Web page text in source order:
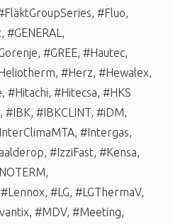
, #Fluo,
, #GENERAL ,
, #GREE, #Hautec,
, #Herz, #Hewalex,
, #Hitachi, #Hitecsa, #HKS
, #IBK, #IBKCLINT, #iDM,
, #Intergas,
, #IzziFast, #Kensa,
,
#Lennox, #LG, #LGThermaV,
, #MDV, #Meeting,